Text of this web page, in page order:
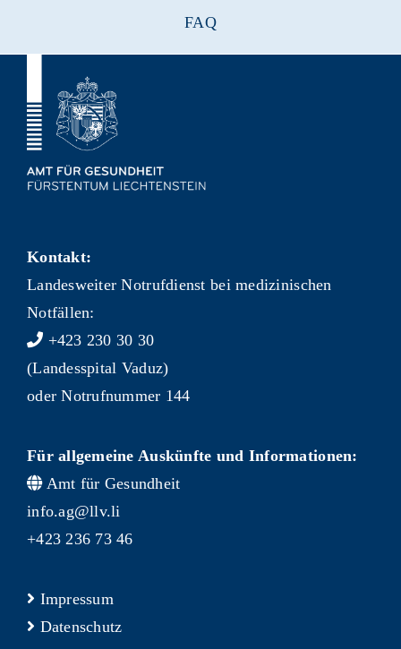
FAQ
Kontakt:
Landesweiter Notrufdienst bei medizinischen
Notfällen:
+423 230 30 30
(Landesspital Vaduz)
oder Notrufnummer 144
Für allgemeine Auskünfte und Informationen:
Amt für Gesundheit
info.ag@llv.li
+423 236 73 46
Impressum
Datenschutz